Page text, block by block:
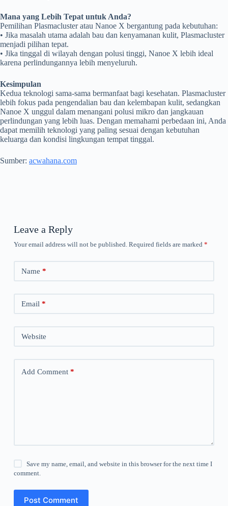
Mana yang Lebih Tepat untuk Anda?
Pemilihan Plasmacluster atau Nanoe X bergantung pada kebutuhan:
• Jika masalah utama adalah bau dan kenyamanan kulit, Plasmacluster
menjadi pilihan tepat.
• Jika tinggal di wilayah dengan polusi tinggi, Nanoe X lebih ideal
karena perlindungannya lebih menyeluruh.
Kesimpulan
Kedua teknologi sama-sama bermanfaat bagi kesehatan. Plasmacluster
lebih fokus pada pengendalian bau dan kelembapan kulit, sedangkan
Nanoe X unggul dalam menangani polusi mikro dan jangkauan
perlindungan yang lebih luas. Dengan memahami perbedaan ini, Anda
dapat memilih teknologi yang paling sesuai dengan kebutuhan
keluarga dan kondisi lingkungan tempat tinggal.
Sumber: acwahana.com
Leave a Reply
Your email address will not be published. Required fields are marked *
Name *
Email *
Website
Add Comment*
Save my name, email, and website in this browser for the next time I
comment.
Post Comment